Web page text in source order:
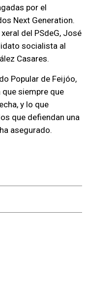
por el
Next Generation.
del PSdeG, José
socialista al
Casares.
Popular de Feijóo,
siempre que
y lo que
que defiendan una
asegurado.